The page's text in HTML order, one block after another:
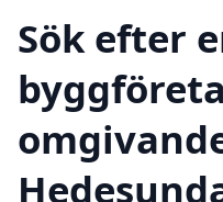
Sök efter